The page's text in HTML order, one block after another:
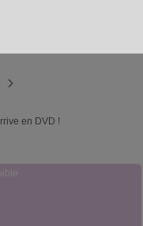
en DVD !